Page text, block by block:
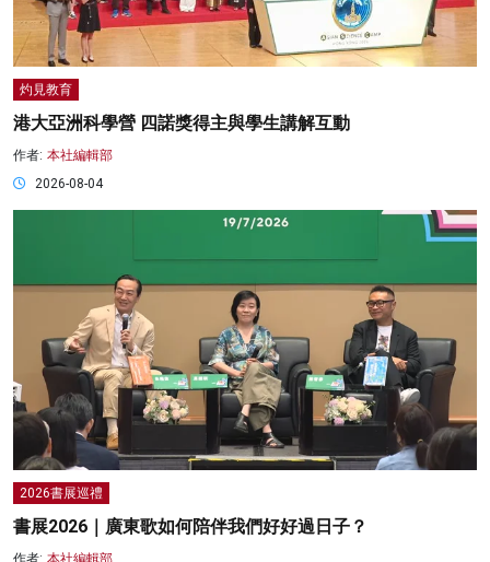
灼見教育
港大亞洲科學營 四諾獎得主與學生講解互動
作者: 本社編輯部
2026-08-04
2026書展巡禮
書展2026｜廣東歌如何陪伴我們好好過日子？